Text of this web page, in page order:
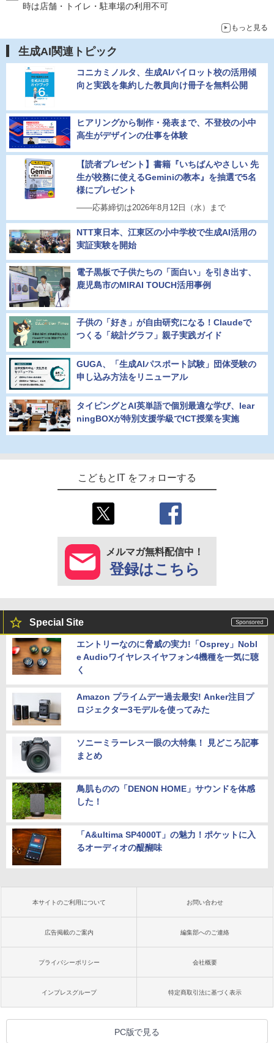
時は店舗・トイレ・駐車場の利用不可
もっと見る
生成AI関連トピック
コニカミノルタ、生成AIパイロット校の活用傾
向と実践を集約した教員向け冊子を無料公開
ヒアリングから制作・発表まで、不登校の小中
高生がデザインの仕事を体験
【読者プレゼント】書籍『いちばんやさしい 先
生が校務に使えるGeminiの教本』を抽選で5名
様にプレゼント
――応募締切は2026年8月12日（水）まで
NTT東日本、江東区の小中学校で生成AI活用の
実証実験を開始
電子黒板で子供たちの「面白い」を引き出す、
鹿児島市のMIRAI TOUCH活用事例
子供の「好き」が自由研究になる！Claudeで
つくる「統計グラフ」親子実践ガイド
GUGA、「生成AIパスポート試験」団体受験の
申し込み方法をリニューアル
タイピングとAI英単語で個別最適な学び、lear
ningBOXが特別支援学級でICT授業を実施
こどもとIT をフォローする
メルマガ無料配信中！
登録はこちら
Special Site
エントリーなのに脅威の実力!「Osprey」Nobl
e Audioワイヤレスイヤフォン4機種を一気に聴
く
Amazon プライムデー過去最安! Anker注目プ
ロジェクター3モデルを使ってみた
ソニーミラーレス一眼の大特集！ 見どころ記事
まとめ
鳥肌ものの「DENON HOME」サウンドを体感
した！
「A&ultima SP4000T」の魅力！ポケットに入
るオーディオの醍醐味
本サイトのご利用について お問い合わせ
広告掲載のご案内 編集部へのご連絡
プライバシーポリシー 会社概要
インプレスグループ 特定商取引法に基づく表示
PC版で見る